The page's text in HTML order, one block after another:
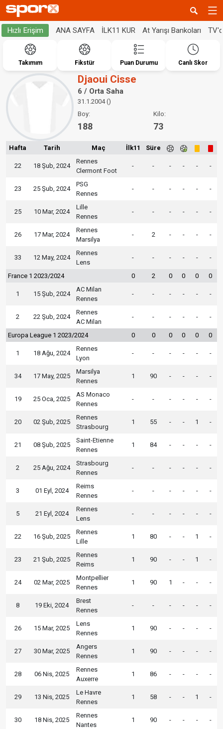
Hızlı Erişim ANA SAYFA İLK11 KUR At Yarışı Bankoları
Takımım Fikstür Puan Durumu Canlı Skor
Djaoui Cisse
6 / Orta Saha
31.1.2004 ()
Boy:
188
Kilo:
73
Hafta Tarih Maç İlk11 Süre
22 18 Şub, 2024
Rennes
Clermont Foot
- - - - - -
23 25 Şub, 2024
PSG
Rennes
- - - - - -
25 10 Mar, 2024
Lille
Rennes
- - - - - -
26 17 Mar, 2024
Rennes
Marsilya
- 2 - - - -
33 12 May, 2024
Rennes
Lens
- - - - - -
France 1 2023/2024 0 2 0 0 0 0
1 15 Şub, 2024
AC Milan
Rennes
- - - - - -
2 22 Şub, 2024
Rennes
AC Milan
- - - - - -
Europa League 1 2023/2024 0 0 0 0 0 0
1 18 Ağu, 2024
Rennes
Lyon
- - - - - -
34 17 May, 2025
Marsilya
Rennes
1 90 - - - -
19 25 Oca, 2025
AS Monaco
Rennes
- - - - - -
20 02 Şub, 2025
Rennes
Strasbourg
1 55 - - 1 -
21 08 Şub, 2025
Saint-Etienne
Rennes
1 84 - - - -
2 25 Ağu, 2024
Strasbourg
Rennes
- - - - - -
3 01 Eyl, 2024
Reims
Rennes
- - - - - -
5 21 Eyl, 2024
Rennes
Lens
- - - - - -
22 16 Şub, 2025
Rennes
Lille
1 80 - - 1 -
23 21 Şub, 2025
Rennes
Reims
1 90 - - 1 -
24 02 Mar, 2025
Montpellier
Rennes
1 90 1 - - -
8 19 Eki, 2024
Brest
Rennes
- - - - - -
26 15 Mar, 2025
Lens
Rennes
1 90 - - - -
27 30 Mar, 2025
Angers
Rennes
1 90 - - - -
28 06 Nis, 2025
Rennes
Auxerre
1 86 - - - -
29 13 Nis, 2025
Le Havre
Rennes
1 58 - - 1 -
30 18 Nis, 2025
Rennes
Nantes
1 90 - - - -